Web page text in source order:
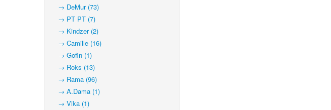
→ DeMur (73)
→ PT PT (7)
→ Kindzer (2)
→ Camille (16)
→ Gofin (1)
→ Roks (13)
→ Rama (96)
→ A.Dama (1)
→ Vika (1)